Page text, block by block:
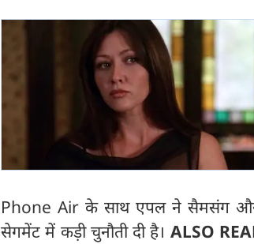
Phone Air के साथ एपल ने सैमसंग और
सेगमेंट में कड़ी चुनौती दी है। ALSO